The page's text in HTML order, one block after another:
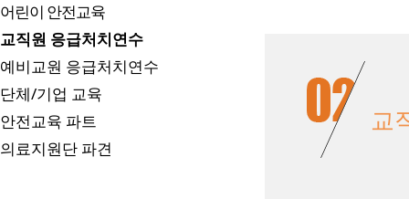
어린이 안전교육
교직원 응급처치연수
예비교원 응급처치연수
단체/기업 교육
안전교육 파트
의료지원단 파견
교